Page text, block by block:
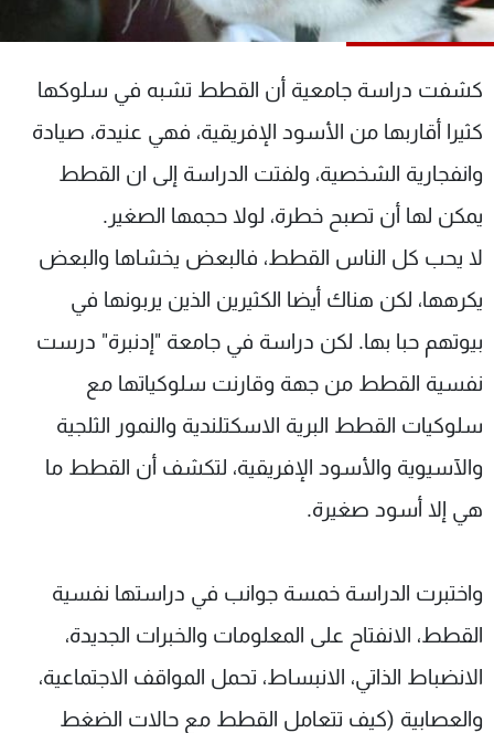
كشفت دراسة جامعية أن القطط تشبه في سلوكها
كثيرا أقاربها من الأسود الإفريقية، فهي عنيدة، صيادة
وانفجارية الشخصية، ولفتت الدراسة إلى ان القطط
يمكن لها أن تصبح خطرة، لولا حجمها الصغير.
لا يحب كل الناس القطط، فالبعض يخشاها والبعض
يكرهها، لكن هناك أيضا الكثيرين الذين يربونها في
بيوتهم حبا بها. لكن دراسة في جامعة "إدنبرة" درست
نفسية القطط من جهة وقارنت سلوكياتها مع
سلوكيات القطط البرية الاسكتلندية والنمور الثلجية
والآسيوية والأسود الإفريقية، لتكشف أن القطط ما
هي إلا أسود صغيرة.
واختبرت الدراسة خمسة جوانب في دراستها نفسية
القطط، الانفتاح على المعلومات والخبرات الجديدة،
الانضباط الذاتي، الانبساط، تحمل المواقف الاجتماعية،
والعصابية (كيف تتعامل القطط مع حالات الضغط
شاهد البرامج
عن MTV
الإنـتـاج
لاعلاناتكم
وظائف
تواصل معنا
شروط الإسـتخدام